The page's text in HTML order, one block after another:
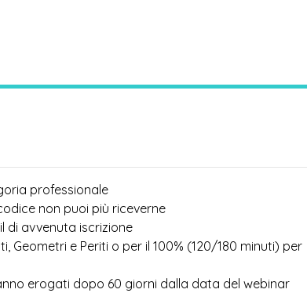
professionale
non puoi più riceverne
di avvenuta iscrizione
Geometri e Periti o per il 100% (120/180 minuti) per
erogati dopo 60 giorni dalla data del webinar